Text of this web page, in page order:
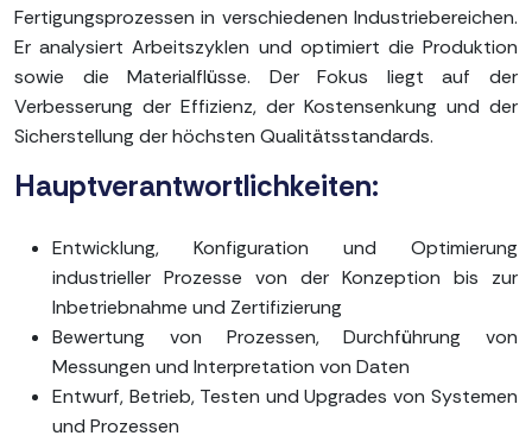
Fertigungsprozessen in verschiedenen Industriebereichen.
Er analysiert Arbeitszyklen und optimiert die Produktion
sowie die Materialflüsse. Der Fokus liegt auf der
Verbesserung der Effizienz, der Kostensenkung und der
Sicherstellung der höchsten Qualitätsstandards.
Hauptverantwortlichkeiten:
Entwicklung, Konfiguration und Optimierung
industrieller Prozesse von der Konzeption bis zur
Inbetriebnahme und Zertifizierung
Bewertung von Prozessen, Durchführung von
Messungen und Interpretation von Daten
Entwurf, Betrieb, Testen und Upgrades von Systemen
und Prozessen